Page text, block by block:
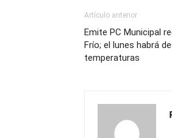
Artículo anterior
Emite PC Municipal
Frío; el lunes habrá
temperaturas